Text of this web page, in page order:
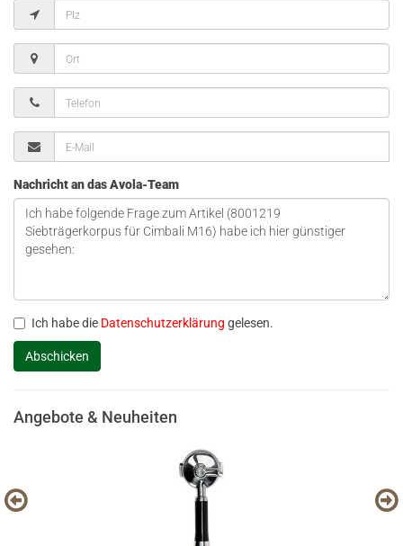
Nachricht an das Avola-Team
Ich habe die Datenschutzerklärung gelesen.
Angebote & Neuheiten